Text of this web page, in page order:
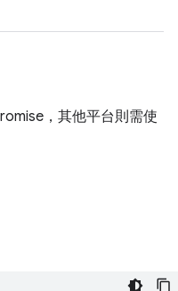
，其他平台則需使